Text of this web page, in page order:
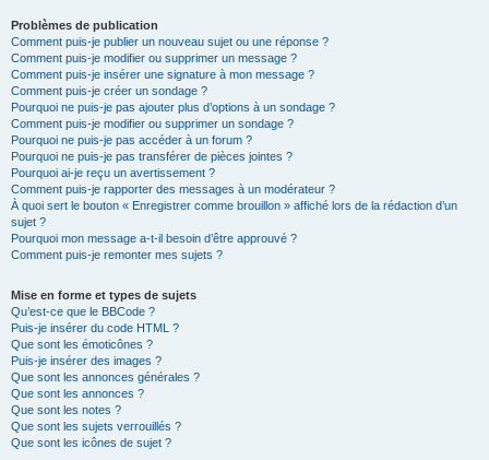
Problèmes de publication
Comment puis-je publier un nouveau sujet ou une réponse ?
Comment puis-je modifier ou supprimer un message ?
Comment puis-je insérer une signature à mon message ?
Comment puis-je créer un sondage ?
Pourquoi ne puis-je pas ajouter plus d’options à un sondage ?
Comment puis-je modifier ou supprimer un sondage ?
Pourquoi ne puis-je pas accéder à un forum ?
Pourquoi ne puis-je pas transférer de pièces jointes ?
Pourquoi ai-je reçu un avertissement ?
Comment puis-je rapporter des messages à un modérateur ?
À quoi sert le bouton « Enregistrer comme brouillon » affiché lors de la rédaction d’un
sujet ?
Pourquoi mon message a-t-il besoin d’être approuvé ?
Comment puis-je remonter mes sujets ?
Mise en forme et types de sujets
Qu’est-ce que le BBCode ?
Puis-je insérer du code HTML ?
Que sont les émoticônes ?
Puis-je insérer des images ?
Que sont les annonces générales ?
Que sont les annonces ?
Que sont les notes ?
Que sont les sujets verrouillés ?
Que sont les icônes de sujet ?